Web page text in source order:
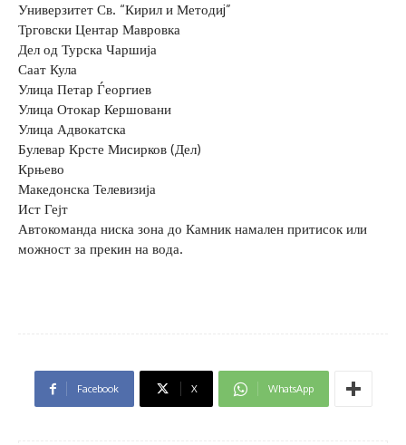
Универзитет Св. “Кирил и Методиj”
Трговски Центар Мавровка
Дел од Турска Чаршија
Саат Кула
Улица Петар Ѓеоргиев
Улица Отокар Кершовани
Улица Адвокатска
Булевар Крсте Мисирков (Дел)
Крњево
Македонска Телевизија
Ист Гејт
Автокоманда ниска зона до Камник намален притисок или
можност за прекин на вода.
Facebook X WhatsApp